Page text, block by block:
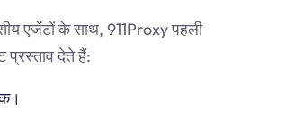
एजेंटों के साथ, 911Proxy पहली
प्रस्ताव देते हैं: